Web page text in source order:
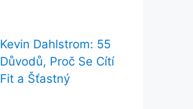
Kevin Dahlstrom: 55
Důvodů, Proč Se Cítí
Fit a Šťastný